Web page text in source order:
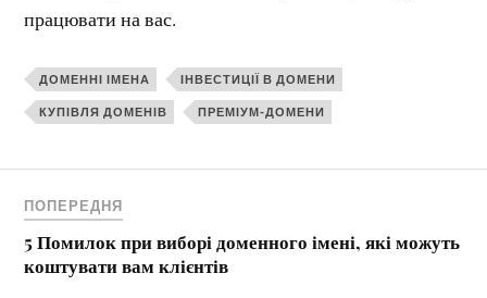
працювати на вас.
ДОМЕННІ ІМЕНА ІНВЕСТИЦІЇ В ДОМЕНИ
КУПІВЛЯ ДОМЕНІВ ПРЕМІУМ-ДОМЕНИ
ПОПЕРЕДНЯ
5 Помилок при виборі доменного імені, які можуть
коштувати вам клієнтів